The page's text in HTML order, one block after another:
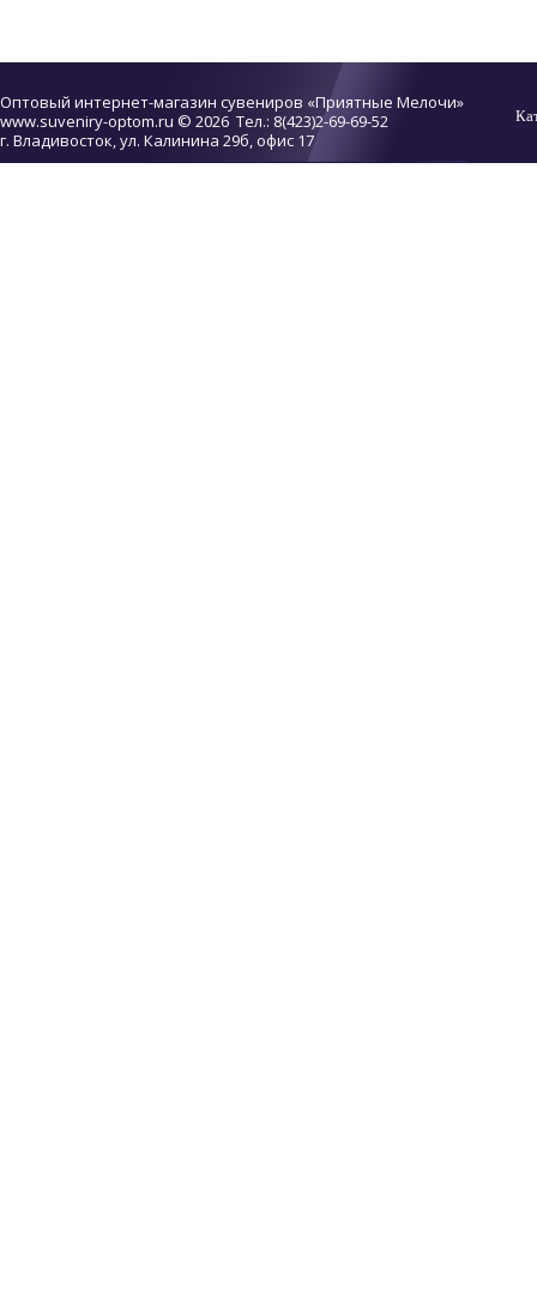
Оптовый интернет-магазин сувениров «Приятные Мелочи»
www.suveniry-optom.ru © 2026 Тел.: 8(423)2-69-69-52
г. Владивосток, ул. Калинина 29б, офис 17